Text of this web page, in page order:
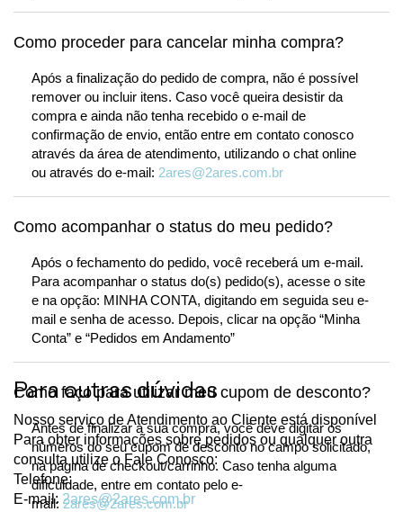
Como proceder para cancelar minha compra?
Após a finalização do pedido de compra, não é possível
remover ou incluir itens. Caso você queira desistir da
compra e ainda não tenha recebido o e-mail de
confirmação de envio, então entre em contato conosco
através da área de atendimento, utilizando o chat online
ou através do e-mail: 2ares@2ares.com.br
Como acompanhar o status do meu pedido?
Após o fechamento do pedido, você receberá um e-mail.
Para acompanhar o status do(s) pedido(s), acesse o site
e na opção: MINHA CONTA, digitando em seguida seu e-
mail e senha de acesso. Depois, clicar na opção “Minha
Conta” e “Pedidos em Andamento”
Como faço para utilizar meu cupom de desconto?
Antes de finalizar a sua compra, você deve digitar os
números do seu cupom de desconto no campo solicitado,
na página de checkout/carrinho. Caso tenha alguma
dificuldade, entre em contato pelo e-
mail: 2ares@2ares.com.br
Para outras dúvidas
Nosso serviço de Atendimento ao Cliente está disponível
Para obter informações sobre pedidos ou qualquer outra
consulta utilize o Fale Conosco:
Telefone:
E-mail: 2ares@2ares.com.br